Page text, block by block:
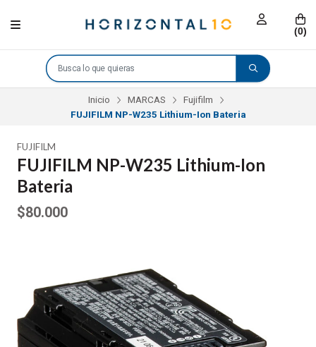
(0)
Inicio MARCAS
Fujifilm
FUJIFILM NP-W235 Lithium-Ion Bateria
FUJIFILM
FUJIFILM NP-W235 Lithium-Ion
Bateria
$80.000